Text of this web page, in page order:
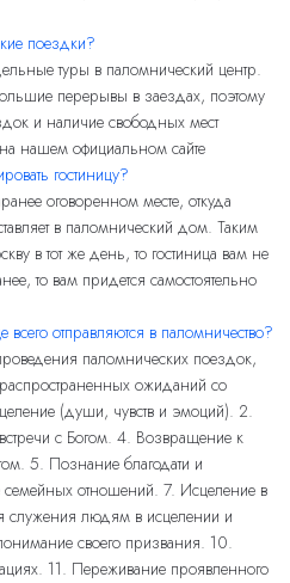
поездки?
туры в паломнический центр.
перерывы в заездах, поэтому
и наличие свободных мест
нашем официальном сайте
гостиницу?
оговоренном месте, откуда
в паломнический дом. Таким
в тот же день, то гостиница вам не
то вам придется самостоятельно
отправляются в паломничество?
паломнических поездок,
ожиданий со
(души, чувств и эмоций). 2.
с Богом. 4. Возвращение к
5. Познание благодати и
отношений. 7. Исцеление в
служения людям в исцелении и
своего призвания. 10.
11. Переживание проявленного